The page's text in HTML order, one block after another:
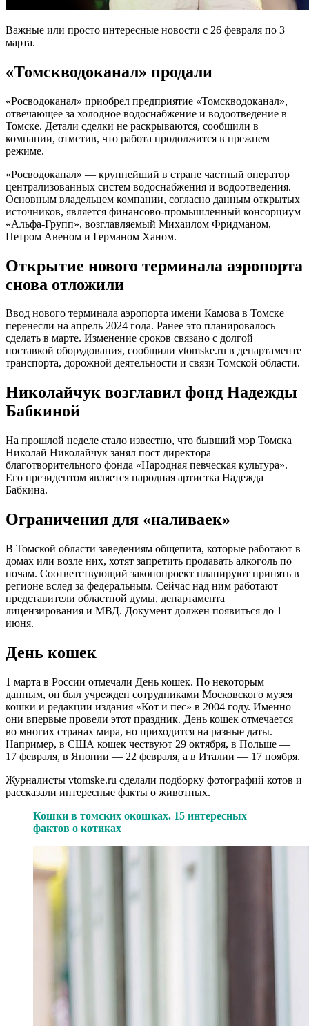
Важные или просто интересные новости с 26 февраля по 3
марта.
«Томскводоканал» продали
«Росводоканал» приобрел предприятие «Томскводоканал»,
отвечающее за холодное водоснабжение и водоотведение в
Томске. Детали сделки не раскрываются, сообщили в
компании, отметив, что работа продолжится в прежнем
режиме.
«Росводоканал» — крупнейший в стране частный оператор
централизованных систем водоснабжения и водоотведения.
Основным владельцем компании, согласно данным открытых
источников, является финансово-промышленный консорциум
«Альфа-Групп», возглавляемый Михаилом Фридманом,
Петром Авеном и Германом Ханом.
Открытие нового терминала аэропорта
снова отложили
Ввод нового терминала аэропорта имени Камова в Томске
перенесли на апрель 2024 года. Ранее это планировалось
сделать в марте. Изменение сроков связано с долгой
поставкой оборудования, сообщили vtomske.ru в департаменте
транспорта, дорожной деятельности и связи Томской области.
Николайчук возглавил фонд Надежды
Бабкиной
На прошлой неделе стало известно, что бывший мэр Томска
Николай Николайчук занял пост директора
благотворительного фонда «Народная певческая культура».
Его президентом является народная артистка Надежда
Бабкина.
Ограничения для «наливаек»
В Томской области заведениям общепита, которые работают в
домах или возле них, хотят запретить продавать алкоголь по
ночам. Соответствующий законопроект планируют принять в
регионе вслед за федеральным. Сейчас над ним работают
представители областной думы, департамента
лицензирования и МВД. Документ должен появиться до 1
июня.
День кошек
1 марта в России отмечали День кошек. По некоторым
данным, он был учрежден сотрудниками Московского музея
кошки и редакции издания «Кот и пес» в 2004 году. Именно
они впервые провели этот праздник. День кошек отмечается
во многих странах мира, но приходится на разные даты.
Например, в США кошек чествуют 29 октября, в Польше —
17 февраля, в Японии — 22 февраля, а в Италии — 17 ноября.
Журналисты vtomske.ru сделали подборку фотографий котов и
рассказали интересные факты о животных.
Кошки в томских окошках. 15 интересных
фактов о котиках